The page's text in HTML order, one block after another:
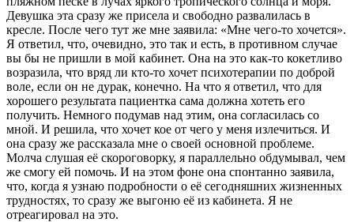
Девушка эта сразу же присела и свободно развалилась в
кресле. После чего тут же мне заявила: «Мне чего-то хочется».
Я ответил, что, очевидно, это так и есть, в противном случае
вы бы не пришли в мой кабинет. Она на это как-то кокетливо
возразила, что вряд ли кто-то хочет психотерапии по доброй
воле, если он не дурак, конечно. На что я ответил, что для
хорошего результата пациентка сама должна хотеть его
получить. Немного подумав над этим, она согласилась со
мной. И решила, что хочет кое от чего у меня излечиться. И
она сразу же рассказала мне о своей основной проблеме.
Молча слушая её скороговорку, я параллельно обдумывал, чем
же смогу ей помочь. И на этом фоне она спонтанно заявила,
что, когда я узнаю подробности о её сегодняшних жизненных
трудностях, то сразу же выгоню её из кабинета. Я не
отреагировал на это.